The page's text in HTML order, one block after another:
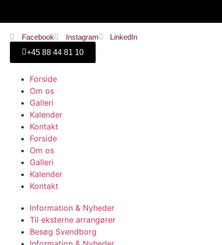
Facebook Instagram
LinkedIn
+45 ‭88 44 81 10
Forside
Om os
Galleri
Kalender
Kontakt
Forside
Om os
Galleri
Kalender
Kontakt
Information & Nyheder
Til eksterne arrangører
Besøg Svendborg